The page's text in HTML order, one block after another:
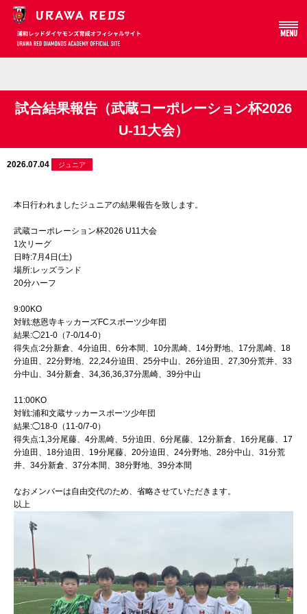
MENU
試合結果報告（武蔵コーポレーション杯2026
U-11大会）
2026.07.04 ジュニア
本日行われましたジュニアの結果報告を致します。
武蔵コーポレーション杯2026 U11大会
1次リーグ
日時:7月4日(土)
場所:レッズランド
20分ハーフ
9:00KO
対戦:慈恩寺キッカーズFCスポーツ少年団
結果:◯21-0（7-0/14-0）
得失点:2分新倉、4分迫田、6分本間、10分黒崎、14分野地、17分黒崎、18
分迫田、22分野地、22,24分迫田、25分中山、26分迫田、27,30分荒井、33
分中山、34分新倉、34,36,36,37分黒崎、39分中山
11:00KO
対戦:浦和文蔵サッカースポーツ少年団
結果:◯18-0（11-0/7-0）
得失点:1,3分尾藤、4分黒崎、5分迫田、6分尾藤、12分新倉、16分尾藤、17
分迫田、18分迫田、19分尾藤、20分迫田、24分野地、28分中山、31分荒
井、34分新倉、37分本間、38分野地、39分本間
なおメンバーは自由交代のため、省略させていただきます。
以上